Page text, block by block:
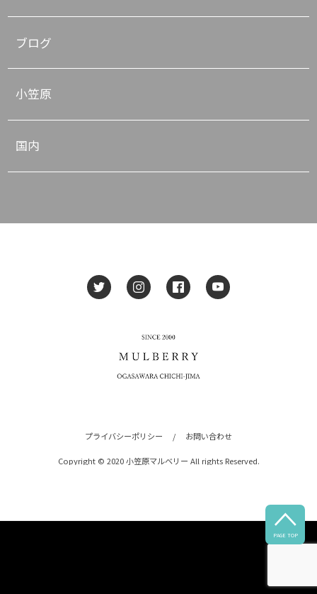

PAGE TOP
ブログ
小笠原
国内
プライバシーポリシー / お問い合わせ
Copyright © 2020 小笠原マルベリー All rights Reserved.